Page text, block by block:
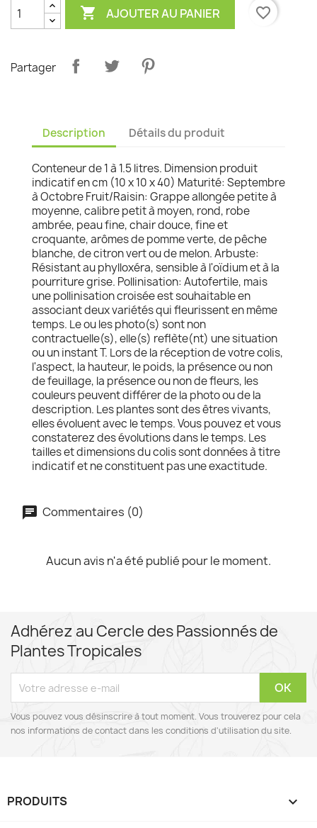
 AJOUTER AU PANIER favorite_border
Partager
Description Détails du produit
Conteneur de 1 à 1.5 litres. Dimension produit
indicatif en cm (10 x 10 x 40) Maturité: Septembre
à Octobre Fruit/Raisin: Grappe allongée petite à
moyenne, calibre petit à moyen, rond, robe
ambrée, peau fine, chair douce, fine et
croquante, arômes de pomme verte, de pêche
blanche, de citron vert ou de melon. Arbuste:
Résistant au phylloxéra, sensible à l'oïdium et à la
pourriture grise. Pollinisation: Autofertile, mais
une pollinisation croisée est souhaitable en
associant deux variétés qui fleurissent en même
temps. Le ou les photo(s) sont non
contractuelle(s), elle(s) reflète(nt) une situation
ou un instant T. Lors de la réception de votre colis,
l'aspect, la hauteur, le poids, la présence ou non
de feuillage, la présence ou non de fleurs, les
couleurs peuvent différer de la photo ou de la
description. Les plantes sont des êtres vivants,
elles évoluent avec le temps. Vous pouvez et vous
constaterez des évolutions dans le temps. Les
tailles et dimensions du colis sont données à titre
indicatif et ne constituent pas une exactitude.
Commentaires (0)
Aucun avis n'a été publié pour le moment.
Adhérez au Cercle des Passionnés de
Plantes Tropicales
Vous pouvez vous désinscrire à tout moment. Vous trouverez pour cela
nos informations de contact dans les conditions d'utilisation du site.
PRODUITS 